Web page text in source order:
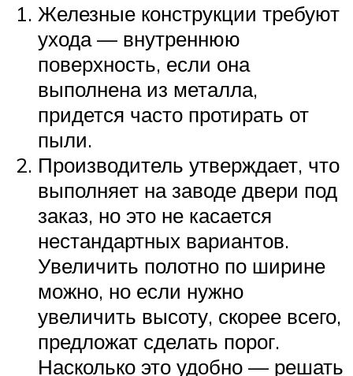
Железные конструкции требуют
ухода — внутреннюю
поверхность, если она
выполнена из металла,
придется часто протирать от
пыли.
Производитель утверждает, что
выполняет на заводе двери под
заказ, но это не касается
нестандартных вариантов.
Увеличить полотно по ширине
можно, но если нужно
увеличить высоту, скорее всего,
предложат сделать порог.
Насколько это удобно — решать